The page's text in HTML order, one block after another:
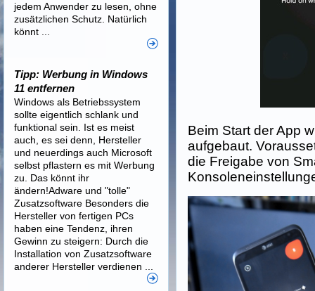
Beim Start der App
aufgebaut.
die Freigabe von
jedem Anwender zu lesen, ohne
zusätzlichen Schutz. Natürlich
könnt ...
Tipp: Werbung in Windows
11 entfernen
Windows als Betriebssystem
sollte eigentlich schlank und
funktional sein. Ist es meist
auch, es sei denn, Hersteller
und neuerdings auch Microsoft
selbst pflastern es mit Werbung
zu. Das könnt ihr
ändern!Adware und "tolle"
Zusatzsoftware Besonders die
Hersteller von fertigen PCs
haben eine Tendenz, ihren
Gewinn zu steigern: Durch die
Installation von Zusatzsoftware
anderer Hersteller verdienen ...